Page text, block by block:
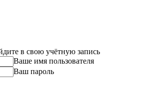
в свою учётную запись
Ваше имя пользователя
Ваш пароль